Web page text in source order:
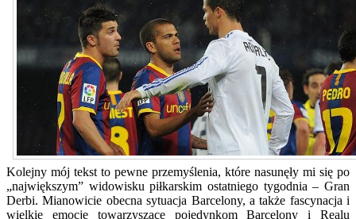
Kolejny mój tekst to pewne przemyślenia, które nasunęły mi się po
„największym” widowisku piłkarskim ostatniego tygodnia – Gran
Derbi. Mianowicie obecna sytuacja Barcelony, a także fascynacja i
wielkie emocje towarzyszące pojedynkom Barcelony i Realu